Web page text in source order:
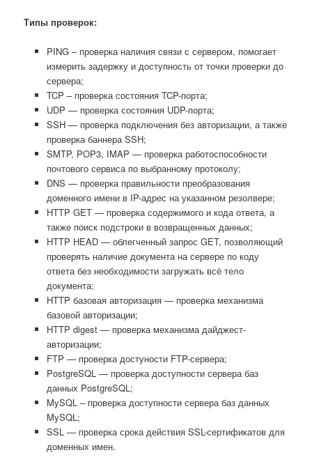
Типы проверок:
PING – проверка наличия связи с сервером, помогает
измерить задержку и доступность от точки проверки до
сервера;
TCP – проверка состояния TCP-порта;
UDP — проверка состояния UDP-порта;
SSH — проверка подключения без авторизации, а также
проверка баннера SSH;
SMTP, POP3, IMAP — проверка работоспособности
почтового сервиса по выбранному протоколу;
DNS — проверка правильности преобразования
доменного имени в IP-адрес на указанном резолвере;
HTTP GET — проверка содержимого и кода ответа, а
также поиск подстроки в возвращенных данных;
HTTP HEAD — облегченный запрос GET, позволяющий
проверять наличие документа на сервере по коду
ответа без необходимости загружать всё тело
документа;
HTTP базовая авторизация — проверка механизма
базовой авторизации;
HTTP digest — проверка механизма дайджест-
авторизации;
FTP — проверка достуности FTP-сервера;
PostgreSQL — проверка доступности сервера баз
данных PostgreSQL;
MySQL – проверка доступности сервера баз данных
MySQL;
SSL — проверка срока действия SSL-сертификатов для
доменных имен.